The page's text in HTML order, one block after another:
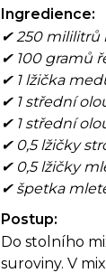
Ingredience:
✔ 250 mililitrů
✔ 100 gramů
✔ 1 lžička
✔ 1 střední
✔ 1 střední
✔ 0,5 lžičky
✔ 0,5 lžičky
✔ špetka
Postup:
Do stolního
suroviny. V